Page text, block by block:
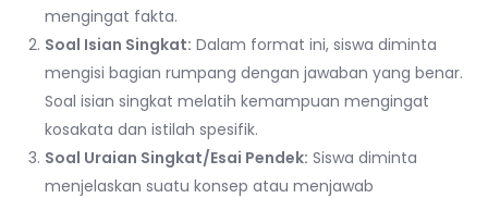
mengingat fakta.
Soal Isian Singkat: Dalam format ini, siswa diminta
mengisi bagian rumpang dengan jawaban yang benar.
Soal isian singkat melatih kemampuan mengingat
kosakata dan istilah spesifik.
Soal Uraian Singkat/Esai Pendek: Siswa diminta
menjelaskan suatu konsep atau menjawab